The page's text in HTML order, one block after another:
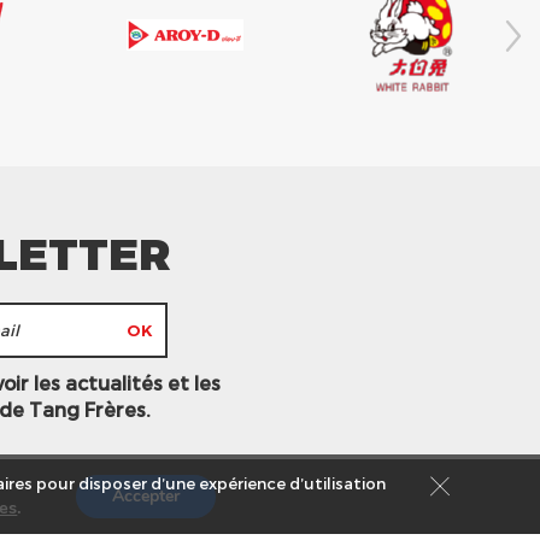
les actualités et les
Tang Frères.
légales
pour disposer d’une expérience d’utilisation
. Accepter